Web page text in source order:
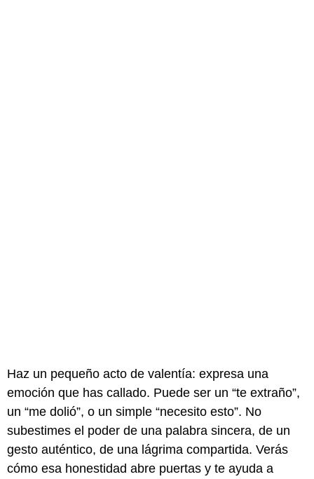
Haz un pequeño acto de valentía: expresa una
emoción que has callado. Puede ser un “te extraño”,
un “me dolió”, o un simple “necesito esto”. No
subestimes el poder de una palabra sincera, de un
gesto auténtico, de una lágrima compartida. Verás
cómo esa honestidad abre puertas y te ayuda a